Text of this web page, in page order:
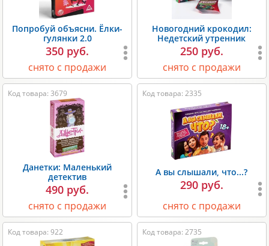
Попробуй объясни. Ёлки-
гулянки 2.0
350 руб.
снято с продажи
Новогодний крокодил:
Недетский утренник
250 руб.
снято с продажи
Код товара: 3679
Данетки: Маленький
детектив
490 руб.
снято с продажи
Код товара: 2335
А вы слышали, что...?
290 руб.
снято с продажи
Код товара: 922 Код товара: 2735